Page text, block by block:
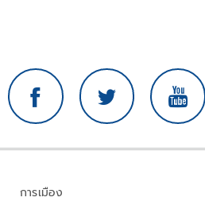
การเมือง